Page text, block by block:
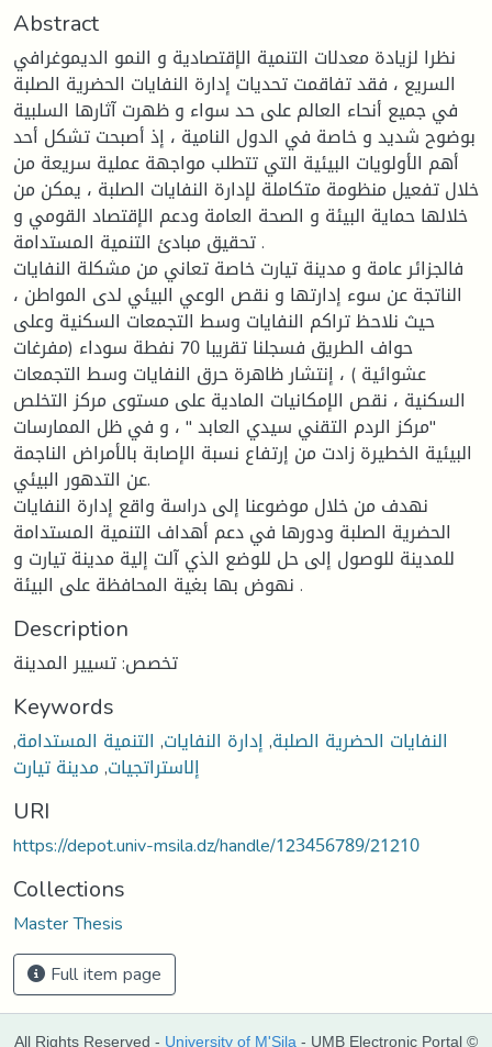
Abstract
نظرا لزيادة معدلات التنمية الإقتصادية و النمو الديموغرافي
السريع ، فقد تفاقمت تحديات إدارة النفايات الحضرية الصلبة
في جميع أنحاء العالم على حد سواء و ظهرت آثارها السلبية
بوضوح شديد و خاصة في الدول النامية ، إذ أصبحت تشكل أحد
أهم الأولويات البيئية التي تتطلب مواجهة عملية سريعة من
خلال تفعيل منظومة متكاملة لإدارة النفايات الصلبة ، يمكن من
خلالها حماية البيئة و الصحة العامة ودعم الإقتصاد القومي و
تحقيق مبادئ التنمية المستدامة .
فالجزائر عامة و مدينة تيارت خاصة تعاني من مشكلة النفايات
الناتجة عن سوء إدارتها و نقص الوعي البيئي لدى المواطن ،
حيث نلاحظ تراكم النفايات وسط التجمعات السكنية وعلى
حواف الطريق فسجلنا تقريبا 70 نفطة سوداء (مفرغات
عشوائية ) ، إنتشار ظاهرة حرق النفايات وسط التجمعات
السكنية ، نقص الإمكانيات المادية على مستوى مركز التخلص
"مركز الردم التقني سيدي العابد " ، و في ظل الممارسات
البيئية الخطيرة زادت من إرتفاع نسبة الإصابة بالأمراض الناجمة
عن التدهور البيئي.
نهدف من خلال موضوعنا إلى دراسة واقع إدارة النفايات
الحضرية الصلبة ودورها في دعم أهداف التنمية المستدامة
للمدينة للوصول إلى حل للوضع الذي آلت إلية مدينة تيارت و
نهوض بها بغية المحافظة على البيئة .
Description
تخصص: تسيير المدينة
Keywords
النفايات الحضرية الصلبة,إدارة النفايات, التنمية المستدامة,
إلاستراتجيات,مدينة تيارت
URI
https://depot.univ-msila.dz/handle/123456789/21210
Collections
Master Thesis
Full item page
All Rights Reserved - University of M'Sila - UMB Electronic Portal ©